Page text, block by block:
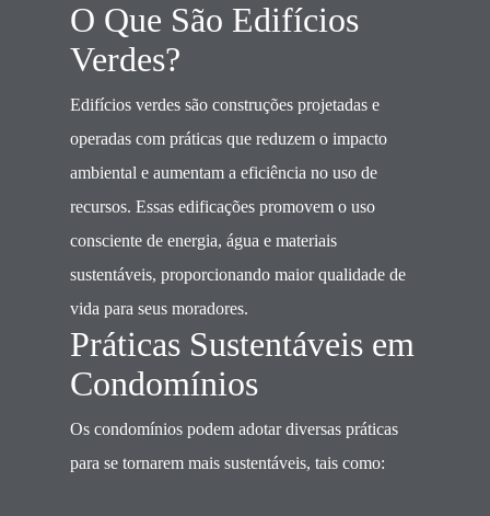
O Que São Edifícios
Verdes?
Edifícios verdes são construções projetadas e
operadas com práticas que reduzem o impacto
ambiental e aumentam a eficiência no uso de
recursos. Essas edificações promovem o uso
consciente de energia, água e materiais
sustentáveis, proporcionando maior qualidade de
vida para seus moradores.
Práticas Sustentáveis em
Condomínios
Os condomínios podem adotar diversas práticas
para se tornarem mais sustentáveis, tais como: